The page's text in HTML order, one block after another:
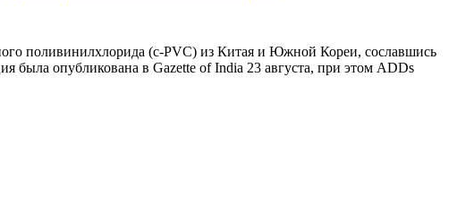
поливинилхлорида (c-PVC) из Китая и Южной Кореи, сославшись
была опубликована в Gazette of India 23 августа, при этом ADDs